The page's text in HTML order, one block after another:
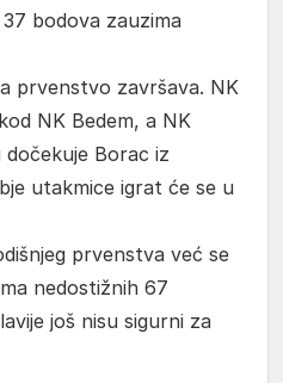
bodova zauzima
prvenstvo završava. NK
NK Bedem, a NK
Borac iz
utakmice igrat će se u
prvenstva već se
nedostižnih 67
još nisu sigurni za